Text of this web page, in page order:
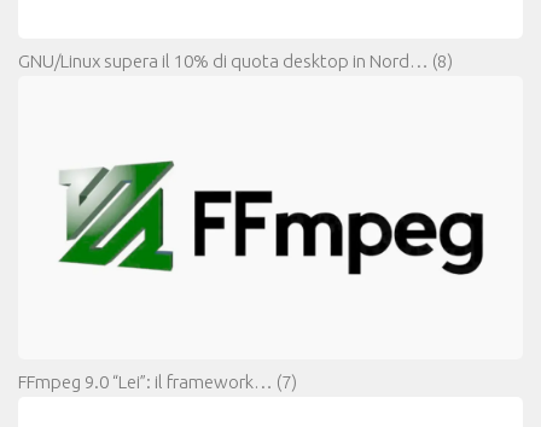
GNU/Linux supera il 10% di quota desktop in Nord… (8)
FFmpeg 9.0 “Lei”: il framework… (7)